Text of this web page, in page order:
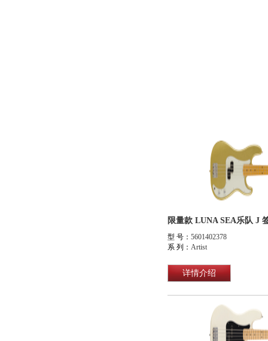
限量款 LUNA SEA乐队 J
型 号： 5601402378
系 列： Artist
详情介绍